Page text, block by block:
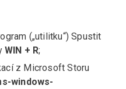
(„utilitku“) Spustit
WIN + R;
z Microsoft Storu
windows-